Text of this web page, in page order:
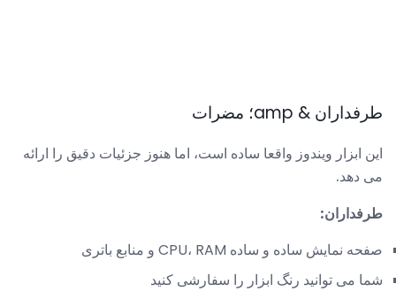
طرفداران & amp؛ مضرات
این ابزار ویندوز واقعا ساده است، اما هنوز جزئیات دقیق را ارائه
می دهد.
طرفداران:
صفحه نمایش ساده و ساده CPU، RAM و منابع باتری
شما می توانید رنگ ابزار را سفارشی کنید